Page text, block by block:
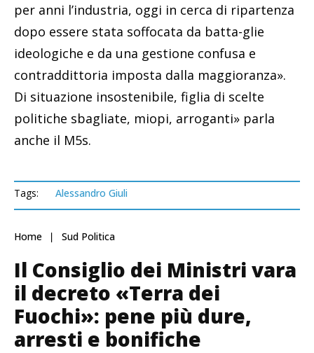
per anni l’industria, oggi in cerca di ripartenza
dopo essere stata soffocata da batta-glie
ideologiche e da una gestione confusa e
contraddittoria imposta dalla maggioranza».
Di situazione insostenibile, figlia di scelte
politiche sbagliate, miopi, arroganti» parla
anche il M5s.
Tags: Alessandro Giuli
Home Sud Politica
Il Consiglio dei Ministri vara
il decreto «Terra dei
Fuochi»: pene più dure,
arresti e bonifiche